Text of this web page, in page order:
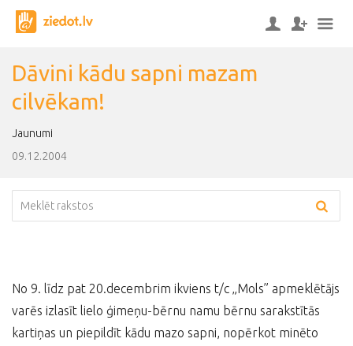
Dāvini kādu sapni mazam
cilvēkam!
Jaunumi
09.12.2004
No 9. līdz pat 20.decembrim ikviens t/c „Mols” apmeklētājs
varēs izlasīt lielo ģimeņu-bērnu namu bērnu sarakstītās
kartiņas un piepildīt kādu mazo sapni, nopērkot minēto